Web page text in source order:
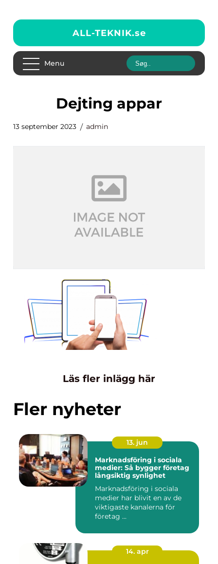
ALL-TEKNIK.se
Menu
dejting appar
13 september 2023 admin
Läs fler inlägg här
Fler nyheter
13. jun
Marknadsföring i sociala
medier: Så bygger företag
långsiktig synlighet
Marknadsföring i sociala
medier har blivit en av de
viktigaste kanalerna för
företag ...
14. apr